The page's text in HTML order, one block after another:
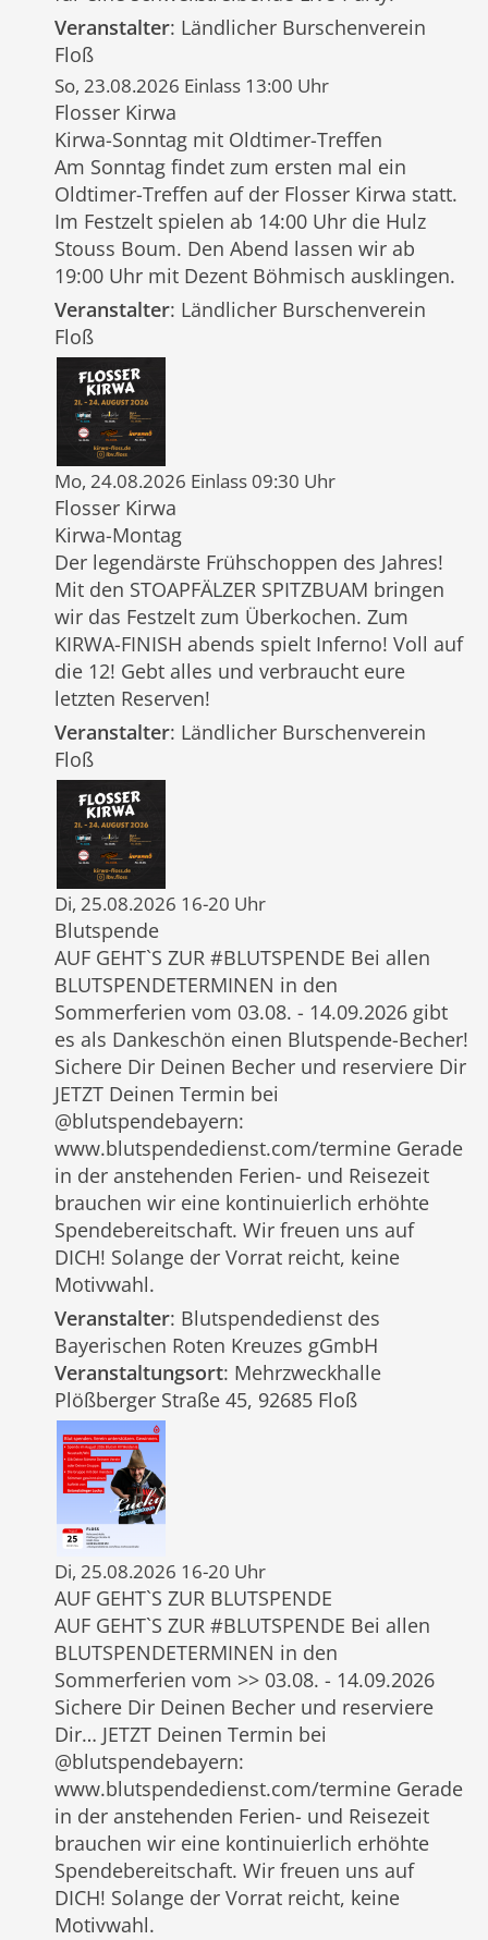
Veranstalter: Ländlicher Burschenverein
Floß
So, 23.08.2026 Einlass 13:00 Uhr
Flosser Kirwa
Kirwa-Sonntag mit Oldtimer-Treffen
Am Sonntag findet zum ersten mal ein
Oldtimer-Treffen auf der Flosser Kirwa statt.
Im Festzelt spielen ab 14:00 Uhr die Hulz
Stouss Boum. Den Abend lassen wir ab
19:00 Uhr mit Dezent Böhmisch ausklingen.
Veranstalter: Ländlicher Burschenverein
Floß
Mo, 24.08.2026 Einlass 09:30 Uhr
Flosser Kirwa
Kirwa-Montag
Der legendärste Frühschoppen des Jahres!
Mit den STOAPFÄLZER SPITZBUAM bringen
wir das Festzelt zum Überkochen. Zum
KIRWA-FINISH abends spielt Inferno! Voll auf
die 12! Gebt alles und verbraucht eure
letzten Reserven!
Veranstalter: Ländlicher Burschenverein
Floß
Di, 25.08.2026 16-20 Uhr
Blutspende
AUF GEHT`S ZUR #BLUTSPENDE Bei allen
BLUTSPENDETERMINEN in den
Sommerferien vom 03.08. - 14.09.2026 gibt
es als Dankeschön einen Blutspende-Becher!
Sichere Dir Deinen Becher und reserviere Dir
JETZT Deinen Termin bei
@blutspendebayern:
www.blutspendedienst.com/termine Gerade
in der anstehenden Ferien- und Reisezeit
brauchen wir eine kontinuierlich erhöhte
Spendebereitschaft. Wir freuen uns auf
DICH! Solange der Vorrat reicht, keine
Motivwahl.
Veranstalter: Blutspendedienst des
Bayerischen Roten Kreuzes gGmbH
Veranstaltungsort: Mehrzweckhalle
Plößberger Straße 45, 92685 Floß
Di, 25.08.2026 16-20 Uhr
AUF GEHT`S ZUR BLUTSPENDE
AUF GEHT`S ZUR #BLUTSPENDE Bei allen
BLUTSPENDETERMINEN in den
Sommerferien vom >> 03.08. - 14.09.2026
Sichere Dir Deinen Becher und reserviere
Dir… JETZT Deinen Termin bei
@blutspendebayern:
www.blutspendedienst.com/termine Gerade
in der anstehenden Ferien- und Reisezeit
brauchen wir eine kontinuierlich erhöhte
Spendebereitschaft. Wir freuen uns auf
DICH! Solange der Vorrat reicht, keine
Motivwahl.